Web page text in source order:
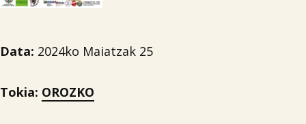
Data: 2024ko Maiatzak 25
Tokia: OROZKO